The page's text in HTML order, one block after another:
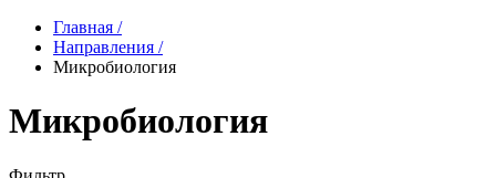
Главная /
Направления /
Микробиология
Микробиология